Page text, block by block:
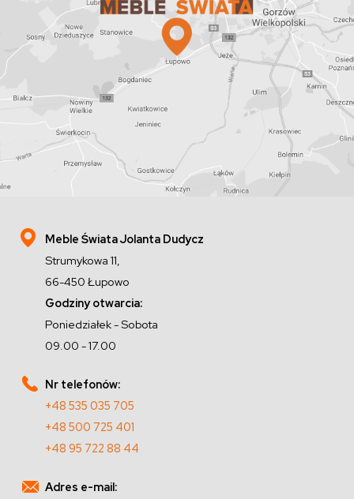
Meble Świata Jolanta Dudycz
Strumykowa 11,
66-450 Łupowo
Godziny otwarcia:
Poniedziałek - Sobota
09.00 - 17.00
Nr telefonów:
+48 535 035 705
+48 500 725 401
+48 95 722 88 44
Adres e-mail: